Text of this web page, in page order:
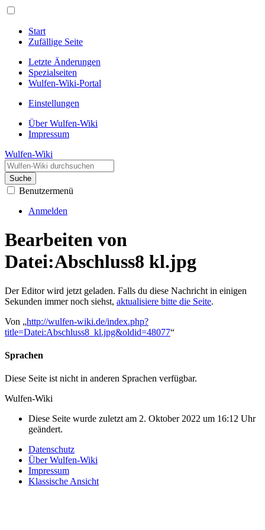
Start
Zufällige Seite
Letzte Änderungen
Spezialseiten
Wulfen-Wiki-Portal
Einstellungen
Über Wulfen-Wiki
Impressum
Wulfen-Wiki
Suche
Benutzermenü
Anmelden
Bearbeiten von
Datei:Abschluss8 kl.jpg
Der Editor wird jetzt geladen. Falls du diese Nachricht in einigen
Sekunden immer noch siehst, aktualisiere bitte die Seite.
Von „http://wulfen-wiki.de/index.php?
title=Datei:Abschluss8_kl.jpg&oldid=48077“
Sprachen
Diese Seite ist nicht in anderen Sprachen verfügbar.
Wulfen-Wiki
Diese Seite wurde zuletzt am 2. Oktober 2022 um 16:12 Uhr
geändert.
Datenschutz
Über Wulfen-Wiki
Impressum
Klassische Ansicht